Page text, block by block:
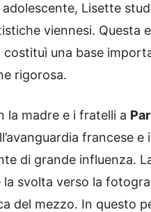
Lisette
viennesi. Questa
una base
rigorosa.
la madre e i fratelli a
francese e
di grande influenza.
svolta verso la
del mezzo. In questo